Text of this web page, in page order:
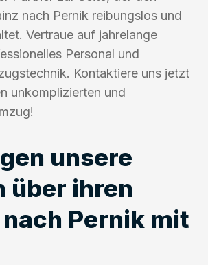
nach Pernik reibungslos und
Vertraue auf jahrelange
Personal und
Kontaktiere uns jetzt
unkomplizierten und
unsere
über ihren
Pernik mit